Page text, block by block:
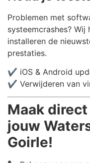
Problemen met
systeemcrashes?
installeren de
prestaties.
✔️ iOS & Android
✔️ Verwijderen van
Maak
jouw
Goirle!